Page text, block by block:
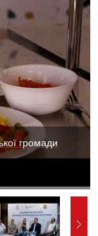
громади